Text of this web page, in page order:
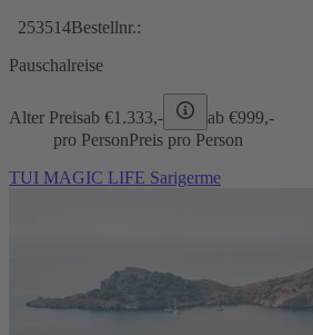
253514Bestellnr.:
Pauschalreise
Alter Preisab €1.333,- ab €999,-
pro PersonPreis pro Person
TUI MAGIC LIFE Sarigerme